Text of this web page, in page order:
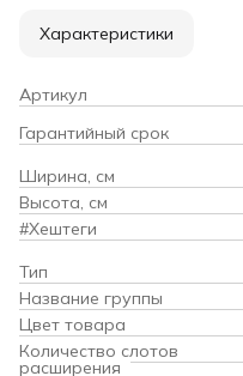
Характеристики
Артикул
Гарантийный срок
Ширина, см
Высота, см
#Хештеги
Тип
Название группы
Цвет товара
Количество слотов
расширения